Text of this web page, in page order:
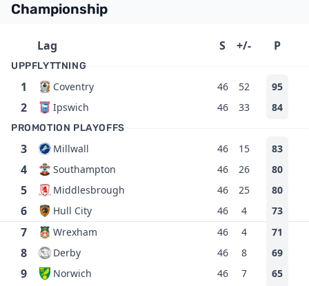
Championship
Lag S +/- P
UPPFLYTTNING
1 Coventry 46 52 95
2 Ipswich 46 33 84
PROMOTION PLAYOFFS
3 Millwall 46 15 83
4 Southampton 46 26 80
5 Middlesbrough 46 25 80
6 Hull City 46 4 73
7 Wrexham 46 4 71
8 Derby 46 8 69
9 Norwich 46 7 65